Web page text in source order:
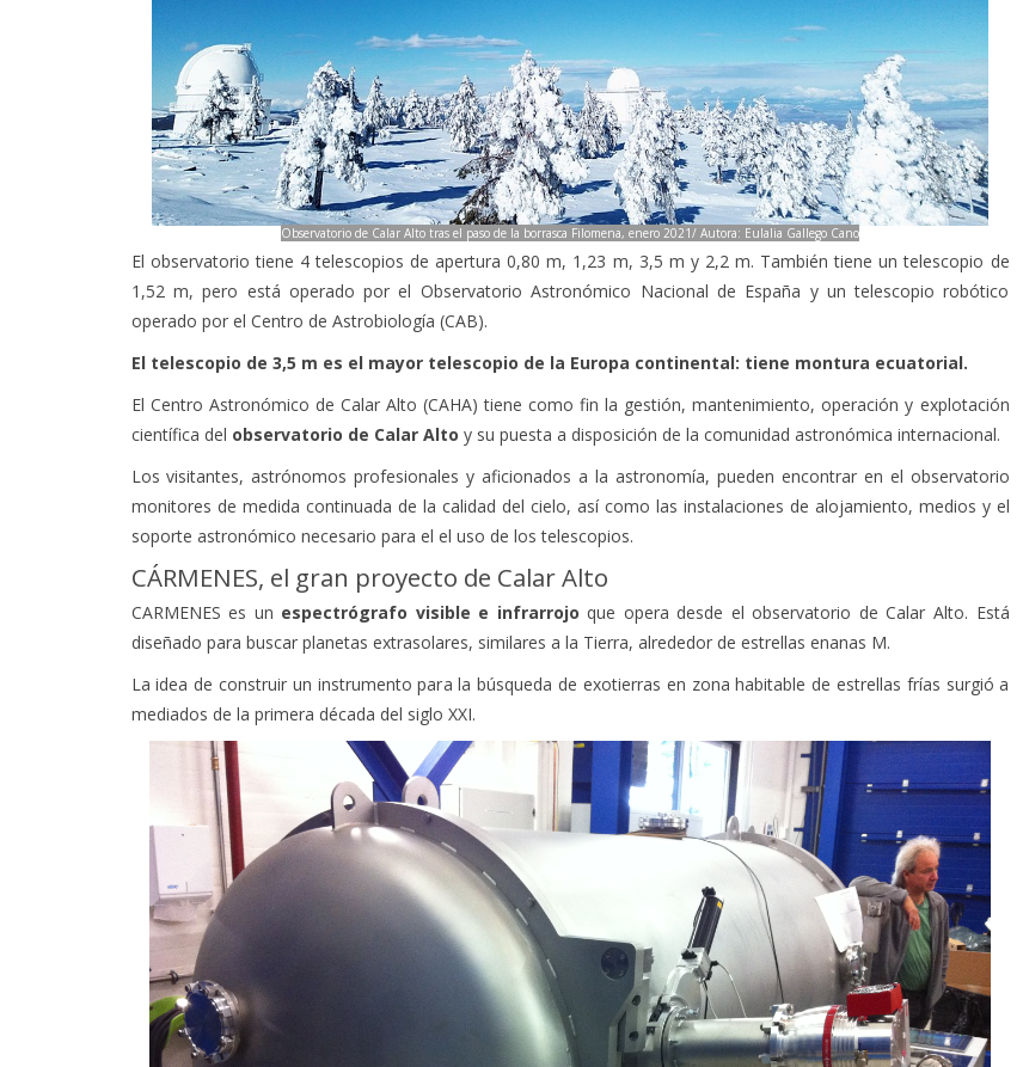
Observatorio de Calar Alto tras el paso de la borrasca Filomena, enero 2021/ Autora: Eulalia Gallego Cano
El observatorio tiene 4 telescopios de apertura 0,80 m, 1,23 m, 3,5 m y 2,2 m. También tiene un telescopio de
1,52 m, pero está operado por el Observatorio Astronómico Nacional de España y un telescopio robótico
operado por el Centro de Astrobiología (CAB).
El telescopio de 3,5 m es el mayor telescopio de la Europa continental: tiene montura ecuatorial.
El Centro Astronómico de Calar Alto (CAHA) tiene como fin la gestión, mantenimiento, operación y explotación
científica del observatorio de Calar Alto y su puesta a disposición de la comunidad astronómica internacional.
Los visitantes, astrónomos profesionales y aficionados a la astronomía, pueden encontrar en el observatorio
monitores de medida continuada de la calidad del cielo, así como las instalaciones de alojamiento, medios y el
soporte astronómico necesario para el el uso de los telescopios.
CÁRMENES, el gran proyecto de Calar Alto
CARMENES es un espectrógrafo visible e infrarrojo que opera desde el observatorio de Calar Alto. Está
diseñado para buscar planetas extrasolares, similares a la Tierra, alrededor de estrellas enanas M.
La idea de construir un instrumento para la búsqueda de exotierras en zona habitable de estrellas frías surgió a
mediados de la primera década del siglo XXI.